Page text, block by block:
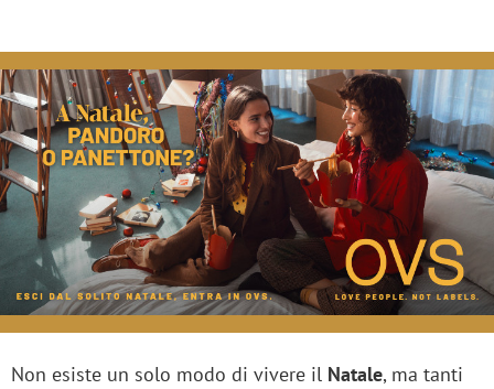
Non esiste un solo modo di vivere il Natale, ma tanti